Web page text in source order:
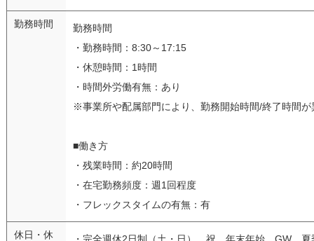
勤務時間
勤務時間
・勤務時間：8:30～17:15
・休憩時間：1時間
・時間外労働有無：あり
※事業所や配属部門により、勤務開始時間/終了時間
■働き方
・残業時間：約20時間
・在宅勤務頻度：週1回程度
・フレックスタイムの有無：有
休日・休 ・完全週休2日制（土・日）、祝、年末年始、GW、